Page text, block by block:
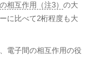
相互作用（注3） の大
に比べて2桁程度も大
電子間の相互作用の役